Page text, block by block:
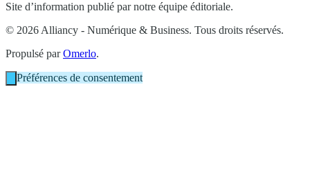
Site d’information publié par notre équipe éditoriale.
© 2026 Alliancy - Numérique & Business. Tous droits réservés.
Propulsé parOmerlo.
Préférences de consentement